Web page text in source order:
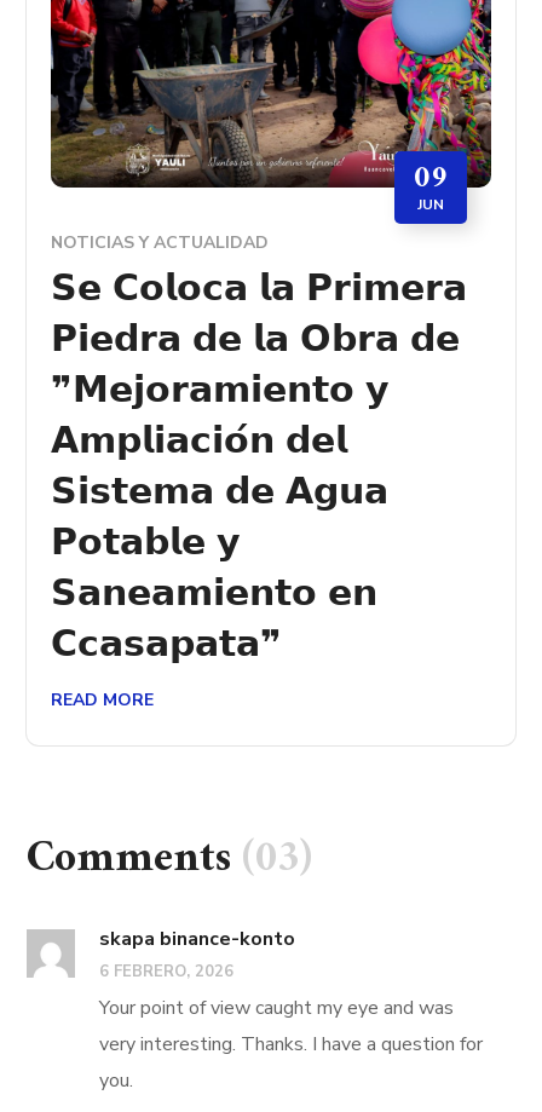
09
JUN
NOTICIAS Y ACTUALIDAD
𝗦𝗲 𝗖𝗼𝗹𝗼𝗰𝗮 𝗹𝗮 𝗣𝗿𝗶𝗺𝗲𝗿𝗮
𝗣𝗶𝗲𝗱𝗿𝗮 𝗱𝗲 𝗹𝗮 𝗢𝗯𝗿𝗮 𝗱𝗲
❞𝗠𝗲𝗷𝗼𝗿𝗮𝗺𝗶𝗲𝗻𝘁𝗼 𝘆
𝗔𝗺𝗽𝗹𝗶𝗮𝗰𝗶𝗼́𝗻 𝗱𝗲𝗹
𝗦𝗶𝘀𝘁𝗲𝗺𝗮 𝗱𝗲 𝗔𝗴𝘂𝗮
𝗣𝗼𝘁𝗮𝗯𝗹𝗲 𝘆
𝗦𝗮𝗻𝗲𝗮𝗺𝗶𝗲𝗻𝘁𝗼 𝗲𝗻
𝗖𝗰𝗮𝘀𝗮𝗽𝗮𝘁𝗮❞
READ MORE
Comments(03)
skapa binance-konto
6 FEBRERO, 2026
Your point of view caught my eye and was
very interesting. Thanks. I have a question for
you.